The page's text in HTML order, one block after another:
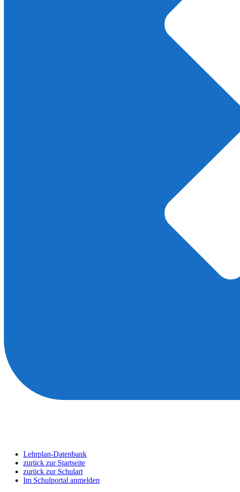
Lehrplan-Datenbank
zurück zur Startseite
zurück zur Schulart
Im Schulportal anmelden